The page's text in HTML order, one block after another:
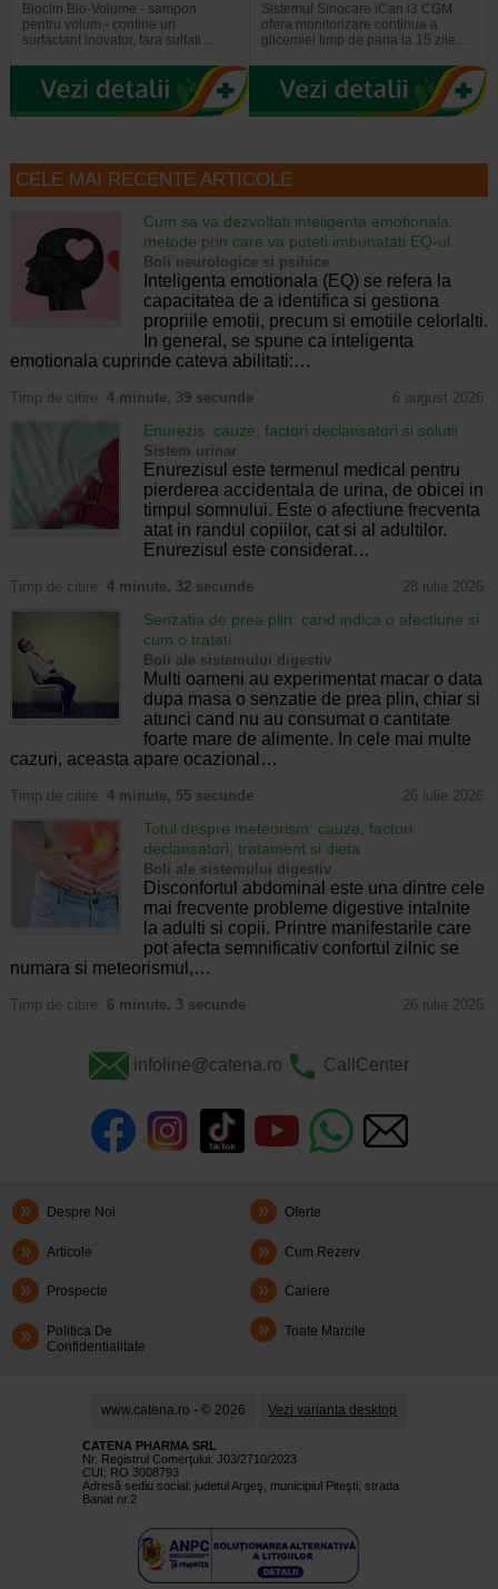
Bioclin Bio-Volume - sampon
pentru volum - contine un
surfactant inovator, fara sulfati…
Sistemul Sinocare iCan i3 CGM
ofera monitorizare continua a
glicemiei timp de pana la 15 zile…
CELE MAI RECENTE ARTICOLE
Cum sa va dezvoltati inteligenta emotionala:
metode prin care va puteti imbunatati EQ-ul
Boli neurologice si psihice
Inteligenta emotionala (EQ) se refera la
capacitatea de a identifica si gestiona
propriile emotii, precum si emotiile celorlalti.
In general, se spune ca inteligenta
emotionala cuprinde cateva abilitati:…
Timp de citire: 4 minute, 39 secunde 6 august 2026
Enurezis: cauze, factori declansatori si solutii
Sistem urinar
Enurezisul este termenul medical pentru
pierderea accidentala de urina, de obicei in
timpul somnului. Este o afectiune frecventa
atat in randul copiilor, cat si al adultilor.
Enurezisul este considerat…
Timp de citire: 4 minute, 32 secunde 28 iulie 2026
Senzatia de prea plin: cand indica o afectiune si
cum o tratati
Boli ale sistemului digestiv
Multi oameni au experimentat macar o data
dupa masa o senzatie de prea plin, chiar si
atunci cand nu au consumat o cantitate
foarte mare de alimente. In cele mai multe
cazuri, aceasta apare ocazional…
Timp de citire: 4 minute, 55 secunde 26 iulie 2026
Totul despre meteorism: cauze, factori
declansatori, tratament si dieta
Boli ale sistemului digestiv
Disconfortul abdominal este una dintre cele
mai frecvente probleme digestive intalnite
la adulti si copii. Printre manifestarile care
pot afecta semnificativ confortul zilnic se
numara si meteorismul,…
Timp de citire: 6 minute, 3 secunde 26 iulie 2026
infoline@catena.ro CallCenter
Despre Noi Oferte
Articole Cum Rezerv
Prospecte Cariere
Politica De
Confidentialitate
Toate Marcile
www.catena.ro - © 2026 Vezi varianta desktop
CATENA PHARMA SRL
Nr. Registrul Comerţului: J03/2710/2023
CUI: RO 3008793
Adresă sediu social: judetul Argeş, municipiul Piteşti, strada
Banat nr.2